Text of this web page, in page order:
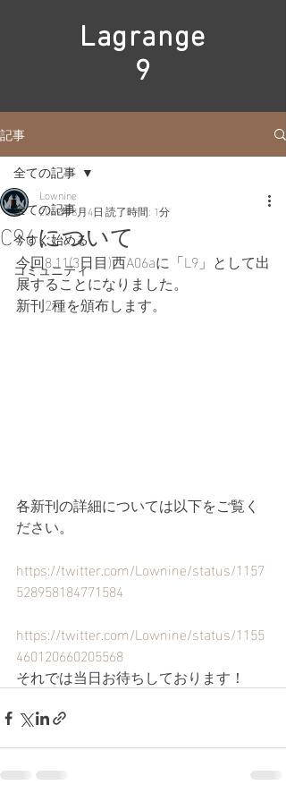
Lagrange
9
記事
全ての記事
今すぐ始める
コミュニティ
全ての記事
C96について
Lownine
2019年8月4日読了時間: 1分
今回8.11(3日目)西A06aに「L9」として出
展することになりました。
新刊2種を頒布します。
各新刊の詳細については以下をご覧く
ださい。
https://twitter.com/Lownine/status/1157
528958184771584
https://twitter.com/Lownine/status/1155
460120660205568
それでは当日お待ちしております！